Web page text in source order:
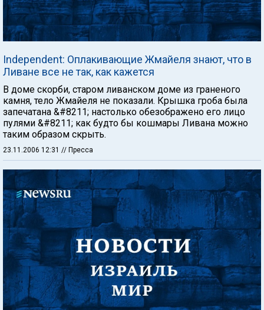
Independent: Оплакивающие Жмайеля знают, что в
Ливане все не так, как кажется
В доме скорби, старом ливанском доме из граненого
камня, тело Жмайеля не показали. Крышка гроба была
запечатана &#8211; настолько обезображено его лицо
пулями &#8211; как будто бы кошмары Ливана можно
таким образом скрыть.
23.11.2006 12:31 // Пресса